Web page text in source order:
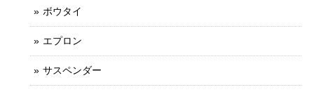
ボウタイ
エプロン
サスペンダー